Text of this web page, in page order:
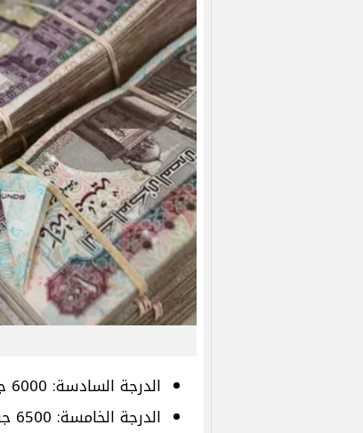
الدرجة السادسة: 6000 جنيه
الدرجة الخامسة: 6500 جنيه